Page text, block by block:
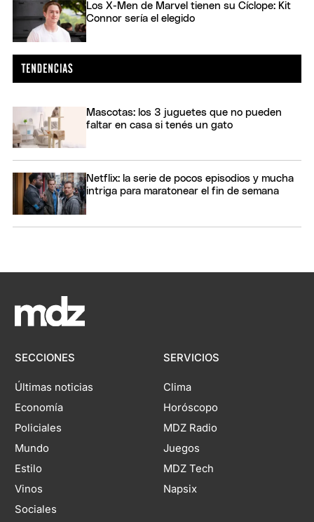
Los X-Men de Marvel tienen su Cíclope: Kit
Connor sería el elegido
Mascotas: los 3 juguetes que no pueden
faltar en casa si tenés un gato
Netflix: la serie de pocos episodios y mucha
intriga para maratonear el fin de semana
SECCIONES
Últimas noticias
Economía
Policiales
Mundo
Estilo
Vinos
Sociales
SERVICIOS
Clima
Horóscopo
MDZ Radio
Juegos
MDZ Tech
Napsix